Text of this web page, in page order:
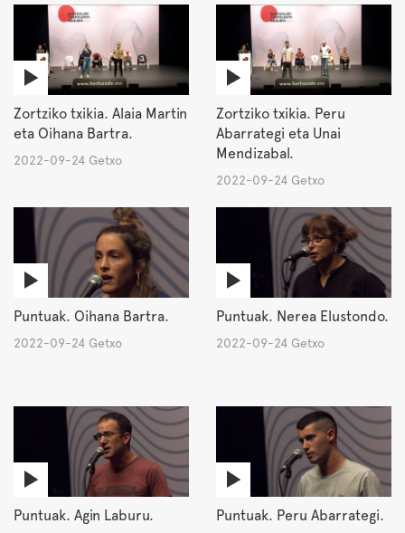
Zortziko txikia. Alaia Martin
eta Oihana Bartra.
2022-09-24 Getxo
Zortziko txikia. Peru
Abarrategi eta Unai
Mendizabal.
2022-09-24 Getxo
Puntuak. Oihana Bartra.
2022-09-24 Getxo
Puntuak. Nerea Elustondo.
2022-09-24 Getxo
Puntuak. Agin Laburu. Puntuak. Peru Abarrategi.